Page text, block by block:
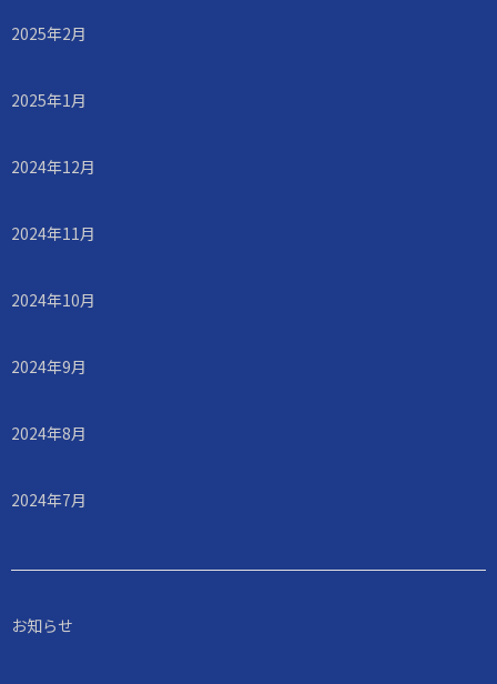
2025年2月
2025年1月
2024年12月
2024年11月
2024年10月
2024年9月
2024年8月
2024年7月
お知らせ